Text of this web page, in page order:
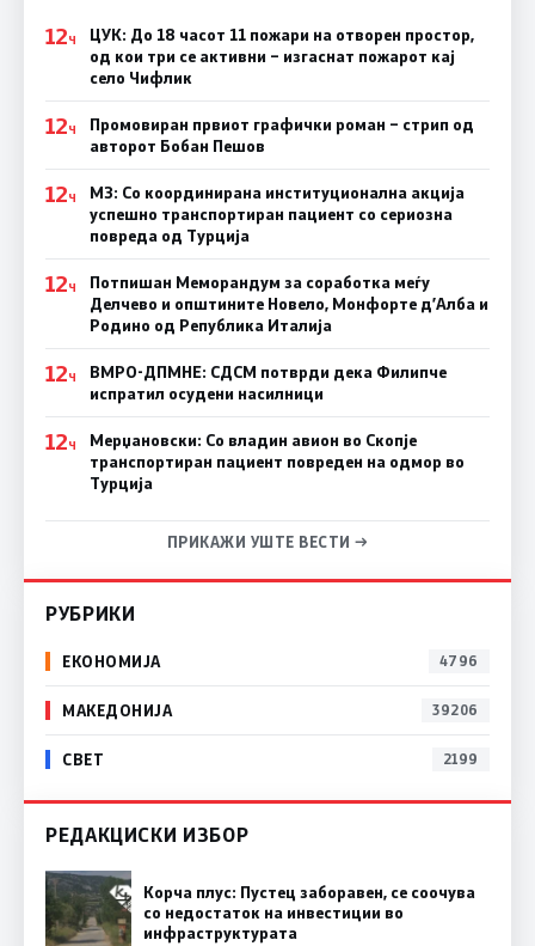
12Ч
ЦУК: До 18 часот 11 пожари на отворен простор,
од кои три се активни – изгаснат пожарот кај
село Чифлик
12Ч
Промовиран првиот графички роман – стрип од
авторот Бобан Пешов
12Ч
МЗ: Со координирана институционална акција
успешно транспортиран пациент со сериозна
повреда од Турција
12Ч
Потпишан Меморандум за соработка меѓу
Делчево и општините Новело, Монфорте д’Алба и
Родино од Република Италија
12Ч
ВМРО-ДПМНЕ: СДСM потврди дека Филипче
испратил осудени насилници
12Ч
Мерџановски: Со владин авион во Скопје
транспортиран пациент повреден на одмор во
Турција
ПРИКАЖИ УШТЕ ВЕСТИ →
РУБРИКИ
ЕКОНОМИЈА 4796
МАКЕДОНИЈА 39206
СВЕТ 2199
РЕДАКЦИСКИ ИЗБОР
Корча плус: Пустец заборавен, се соочува
со недостаток на инвестиции во
инфраструктурата